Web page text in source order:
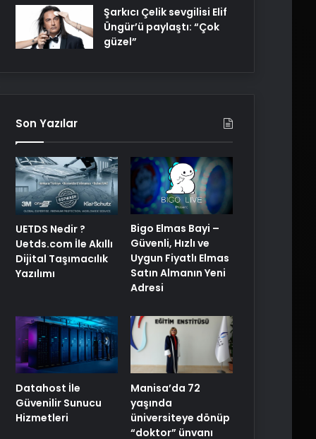
Şarkıcı Çelik sevgilisi Elif
Üngür’ü paylaştı: “Çok
güzel”
Son Yazılar
UETDS Nedir ?
Uetds.com İle Akıllı
Dijital Taşımacılık
Yazılımı
Bigo Elmas Bayi –
Güvenli, Hızlı ve
Uygun Fiyatlı Elmas
Satın Almanın Yeni
Adresi
Datahost İle
Güvenilir Sunucu
Hizmetleri
Manisa’da 72
yaşında
üniversiteye dönüp
“doktor” ünvanı